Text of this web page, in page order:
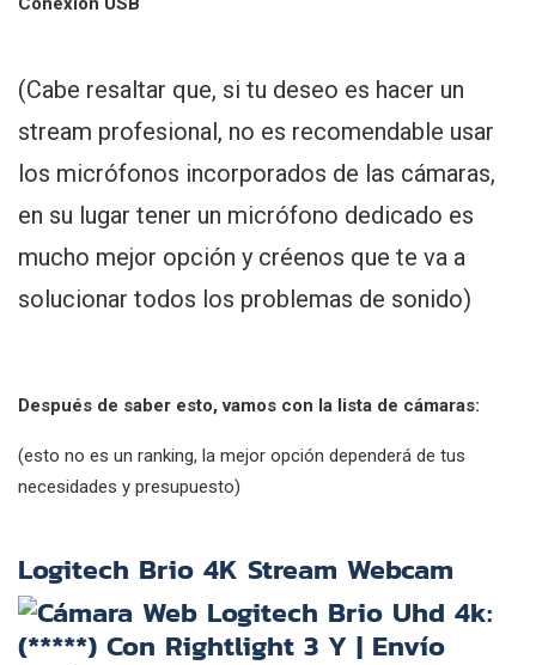
(Cabe resaltar que, si tu deseo es hacer un
stream profesional, no es recomendable usar
los micrófonos incorporados de las cámaras,
en su lugar tener un micrófono dedicado es
mucho mejor opción y créenos que te va a
solucionar todos los problemas de sonido)
Después de saber esto, vamos con la lista de cámaras:
(esto no es un ranking, la mejor opción dependerá de tus
necesidades y presupuesto)
Logitech Brio 4K Stream Webcam